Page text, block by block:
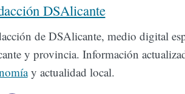
DSAlicante
de DSAlicante, medio digital
y provincia. Información
y actualidad local.